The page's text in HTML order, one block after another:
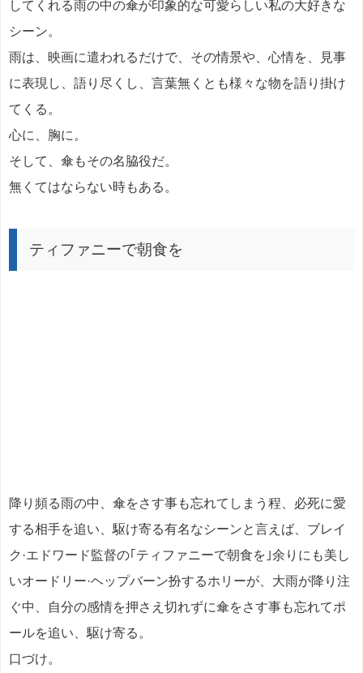
してくれる雨の中の傘が印象的な可愛らしい私の大好きな
シーン。
雨は、映画に遣われるだけで、その情景や、心情を、見事
に表現し、語り尽くし、言葉無くとも様々な物を語り掛け
てくる。
心に、胸に。
そして、傘もその名脇役だ。
無くてはならない時もある。
ティファニーで朝食を
降り頻る雨の中、傘をさす事も忘れてしまう程、必死に愛
する相手を追い、駆け寄る有名なシーンと言えば、ブレイ
ク·エドワード監督の｢ティファニーで朝食を｣余りにも美し
いオードリー·ヘップバーン扮するホリーが、大雨が降り注
ぐ中、自分の感情を押さえ切れずに傘をさす事も忘れてポ
ールを追い、駆け寄る。
口づけ。